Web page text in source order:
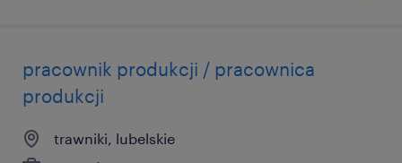
pracownik produkcji / pracownica
produkcji
trawniki, lubelskie